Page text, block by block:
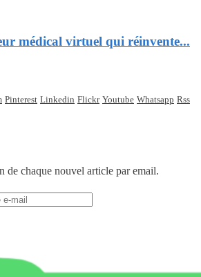
médical virtuel qui réinvente...
Pinterest Linkedin Flickr Youtube Whatsapp Rss
de chaque nouvel article par email.